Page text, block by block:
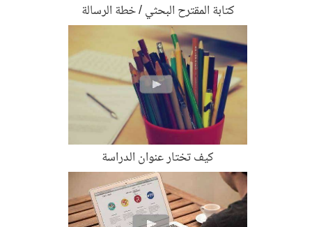
كتابة المقترح البحثي / خطة الرسالة
كيف تختار عنوان الدراسة